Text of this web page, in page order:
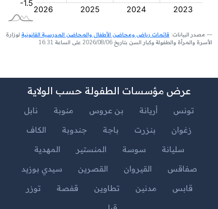
مصدر البيانات: قائمات رياض ومحاضن الأطفال والمحاضن المدرسية القانونية لوزارة
الأسرة والمرأة والطفولة وكبار السن بتاريخ 2026/08/06 على الساعة 16:31
عرض مؤسسات الطفولة حسب الولاية
تونس أريانة بن عروس منوبة
نابل
زغوان
بنزرت باجة جندوبة
الكاف
سليانة
سوسة المنستير
المهدية
صفاقس
القيروان القصرين
سيدي بوزيد
قابس
مدنين تطاوين قفصة
توزر